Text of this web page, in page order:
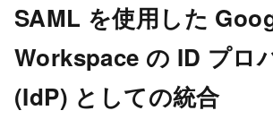
SAML を使用した
Workspace の ID プロ
(IdP) としての統合